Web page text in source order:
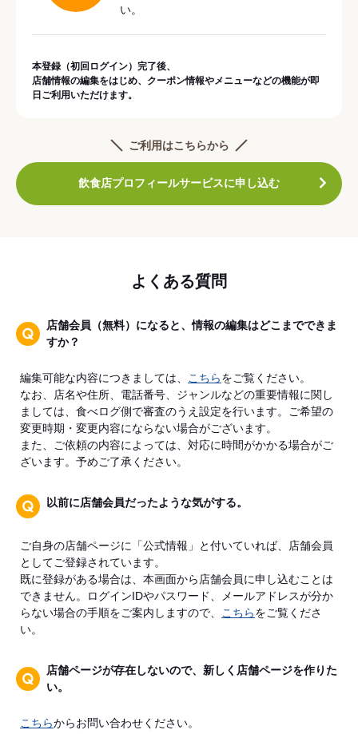
い。
本登録（初回ログイン）完了後、
店舗情報の編集をはじめ、クーポン情報やメニューなどの機能が即
日ご利用いただけます。
ご利用はこちらから
飲食店プロフィールサービスに申し込む
よくある質問
店舗会員（無料）になると、情報の編集はどこまでできま
すか？
編集可能な内容につきましては、 こちらをご覧ください。
なお、店名や住所、電話番号、ジャンルなどの重要情報に関し
ましては、食べログ側で審査のうえ設定を行います。ご希望の
変更時期・変更内容にならない場合がございます。
また、ご依頼の内容によっては、対応に時間がかかる場合がご
ざいます。予めご了承ください。
以前に店舗会員だったような気がする。
ご自身の店舗ページに「公式情報」と付いていれば、店舗会員
としてご登録されています。
既に登録がある場合は、本画面から店舗会員に申し込むことは
できません。ログインIDやパスワード、メールアドレスが分か
らない場合の手順をご案内しますので、
こちらをご覧くださ
い。
店舗ページが存在しないので、新しく店舗ページを作りた
い。
こちらからお問い合わせください。